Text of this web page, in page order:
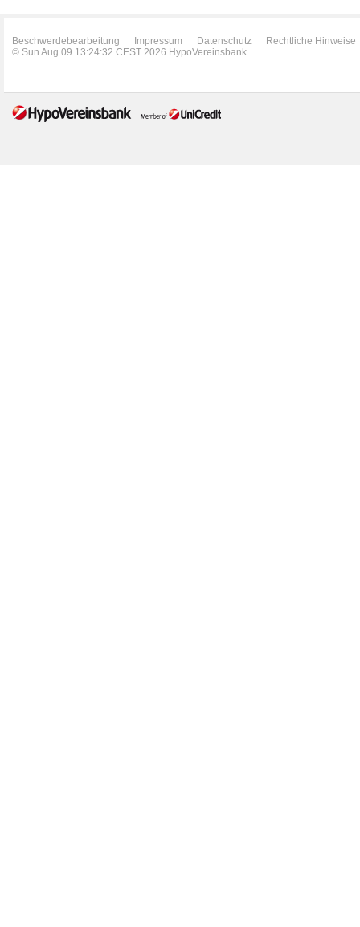
Beschwerdebearbeitung Impressum Datenschutz
Rechtliche Hinweise
© Sun Aug 09 13:24:32 CEST 2026 HypoVereinsbank